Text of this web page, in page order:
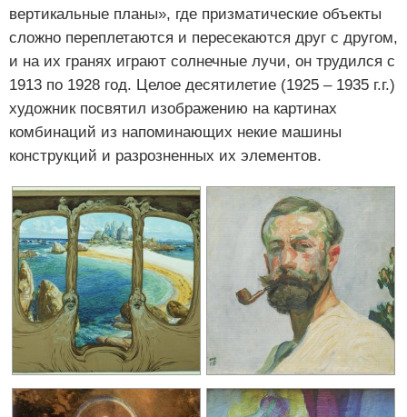
вертикальные планы», где призматические объекты
сложно переплетаются и пересекаются друг с другом,
и на их гранях играют солнечные лучи, он трудился с
1913 по 1928 год. Целое десятилетие (1925 – 1935 г.г.)
художник посвятил изображению на картинах
комбинаций из напоминающих некие машины
конструкций и разрозненных их элементов.